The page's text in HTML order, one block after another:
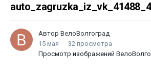
Автор ВелоВолгоград
15 мая
32 просмотра
Просмотр изображений